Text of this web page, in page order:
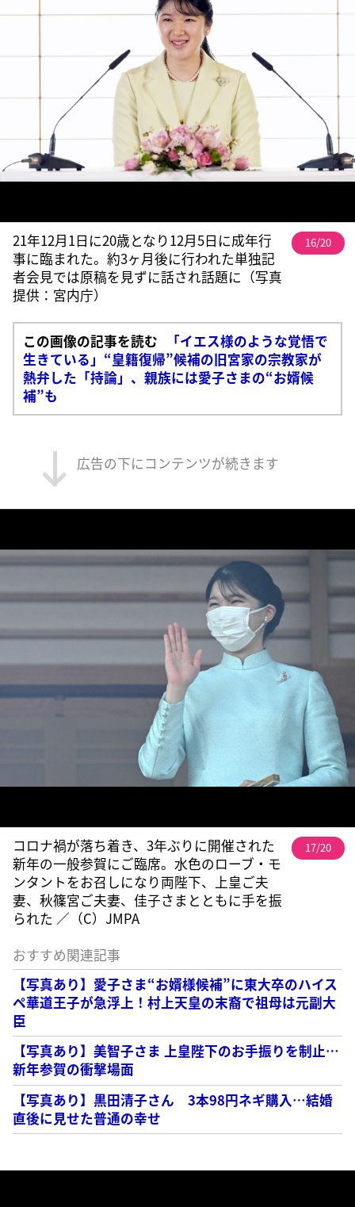
21年12月1日に20歳となり12月5日に成年行
事に臨まれた。約3ヶ月後に行われた単独記
者会見では原稿を見ずに話され話題に（写真
提供：宮内庁）
16/20
この画像の記事を読む
「イエス様のような覚悟で
生きている」“皇籍復帰”候補の旧宮家の宗教家が
熱弁した「持論」、親族には愛子さまの“お婿候
補”も
広告の下にコンテンツが続きます
コロナ禍が落ち着き、3年ぶりに開催された
新年の一般参賀にご臨席。水色のローブ・モ
ンタントをお召しになり両陛下、上皇ご夫
妻、秋篠宮ご夫妻、佳子さまとともに手を振
られた ／（C）JMPA
17/20
おすすめ関連記事
【写真あり】愛子さま“お婿様候補”に東大卒のハイス
ペ華道王子が急浮上！村上天皇の末裔で祖母は元副大
臣
【写真あり】美智子さま 上皇陛下のお手振りを制止…
新年参賀の衝撃場面
【写真あり】黒田清子さん 3本98円ネギ購入…結婚
直後に見せた普通の幸せ